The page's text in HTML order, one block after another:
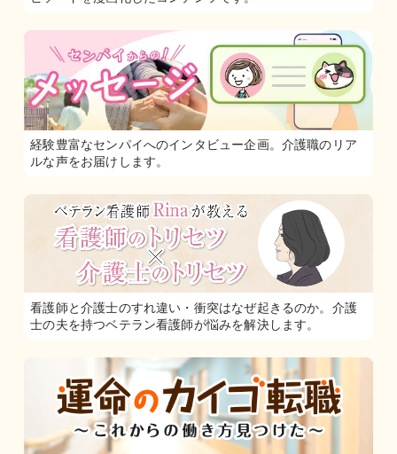
経験豊富なセンパイへのインタビュー企画。介護職のリア
ルな声をお届けします。
看護師と介護士のすれ違い・衝突はなぜ起きるのか。介護
士の夫を持つベテラン看護師が悩みを解決します。